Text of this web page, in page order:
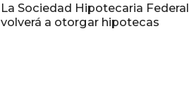
La Sociedad Hipotecaria Federal
volverá a otorgar hipotecas